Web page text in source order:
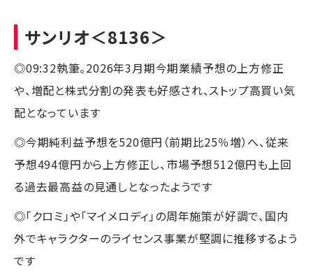
サンリオ＜8136＞
◎09:32執筆。2026年3月期今期業績予想の上方修正
や、増配と株式分割の発表も好感され、ストップ高買い気
配となっています
◎今期純利益予想を520億円（前期比25％増）へ、従来
予想494億円から上方修正し、市場予想512億円も上回
る過去最高益の見通しとなったようです
◎「クロミ」や「マイメロディ」の周年施策が好調で、国内
外でキャラクターのライセンス事業が堅調に推移するよう
です